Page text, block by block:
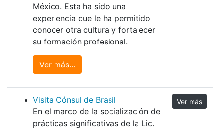
México. Esta ha sido una
experiencia que le ha permitido
conocer otra cultura y fortalecer
su formación profesional.
Ver más...
Visita Cónsul de Brasil
En el marco de la socialización de
prácticas significativas de la Lic.
Ver más